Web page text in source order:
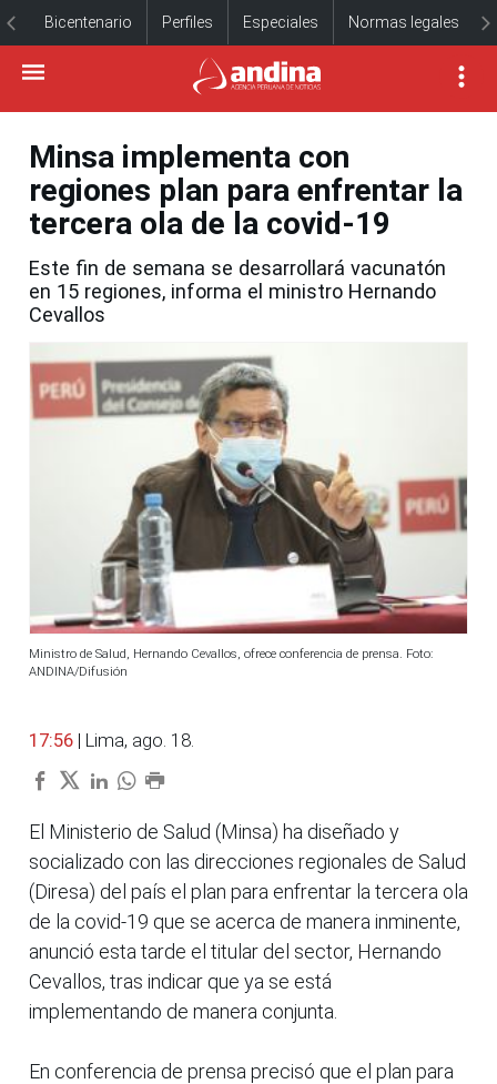
Bicentenario Perfiles Especiales Normas legales
Minsa implementa con
regiones plan para enfrentar la
tercera ola de la covid-19
Este fin de semana se desarrollará vacunatón
en 15 regiones, informa el ministro Hernando
Cevallos
Ministro de Salud, Hernando Cevallos, ofrece conferencia de prensa. Foto:
ANDINA/Difusión
17:56 | Lima, ago. 18.
El Ministerio de Salud (Minsa) ha diseñado y
socializado con las direcciones regionales de Salud
(Diresa) del país el plan para enfrentar la tercera ola
de la covid-19 que se acerca de manera inminente,
anunció esta tarde el titular del sector, Hernando
Cevallos, tras indicar que ya se está
implementando de manera conjunta.
En conferencia de prensa precisó que el plan para